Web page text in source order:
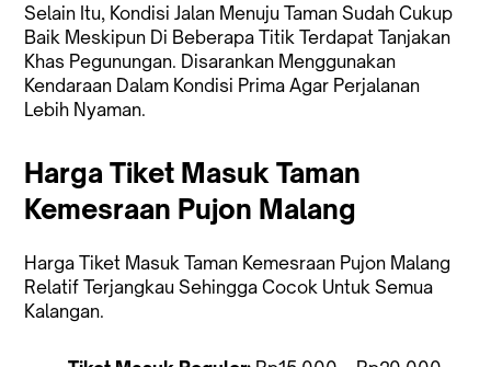
Selain Itu, Kondisi Jalan Menuju Taman Sudah Cukup
Baik Meskipun Di Beberapa Titik Terdapat Tanjakan
Khas Pegunungan. Disarankan Menggunakan
Kendaraan Dalam Kondisi Prima Agar Perjalanan
Lebih Nyaman.
Harga Tiket Masuk Taman
Kemesraan Pujon Malang
Harga Tiket Masuk Taman Kemesraan Pujon Malang
Relatif Terjangkau Sehingga Cocok Untuk Semua
Kalangan.